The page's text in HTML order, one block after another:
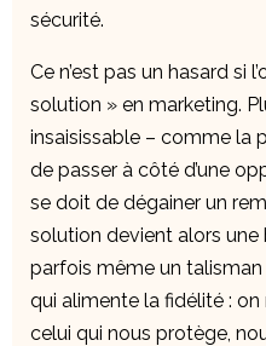
sécurité.
Ce n’est pas un hasard si
solution » en marketing.
insaisissable – comme la
de passer à côté d’une
se doit de dégainer un
solution devient alors une
parfois même un talisman
qui alimente la fidélité :
celui qui nous protège,